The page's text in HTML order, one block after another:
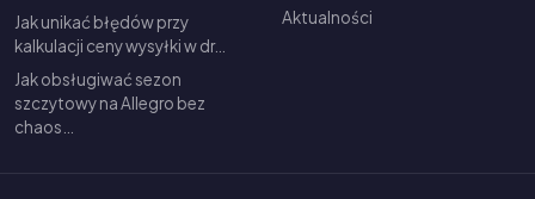
Jak unikać błędów przy
kalkulacji ceny wysyłki w dr…
Jak obsługiwać sezon
szczytowy na Allegro bez
chaos…
Aktualności